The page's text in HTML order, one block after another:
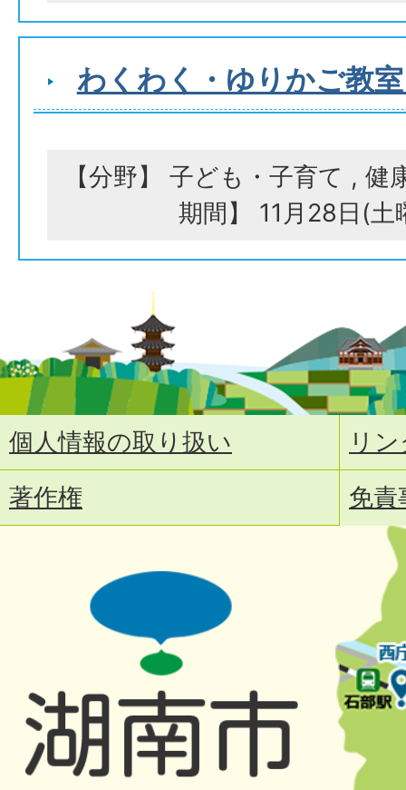
わくわく・ゆりかご教
【分野】 子ども・子育て , 健
期間】 11月28日(土
個人情報の取り扱い
リ
著作権
免責